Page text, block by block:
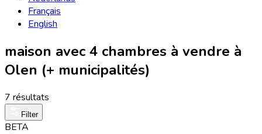
Français
English
maison avec 4 chambres à vendre à
Olen (+ municipalités)
7 résultats
Filter
BETA